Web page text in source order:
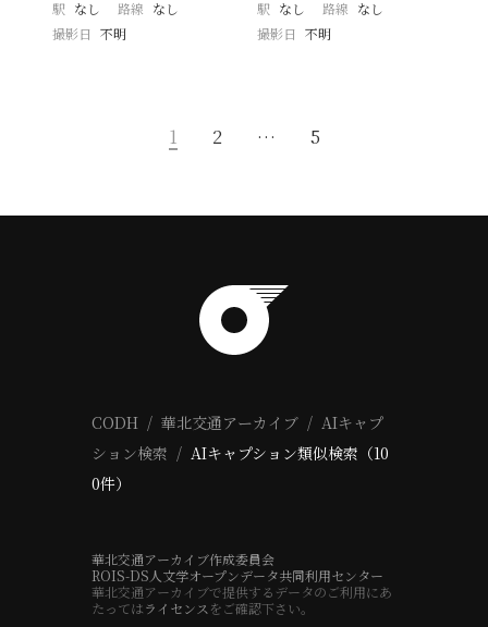
駅 なし 路線 なし
撮影日
不明
駅 なし 路線 なし
撮影日 不明
1 2 … 5
CODH 華北交通アーカイブ
AIキャプ
ション検索
AIキャプション類似検索（10
0件）
華北交通アーカイブ作成委員会
ROIS-DS人文学オープンデータ共同利用センター
華北交通アーカイブで提供するデータのご利用にあ
たってはライセンス をご確認下さい。